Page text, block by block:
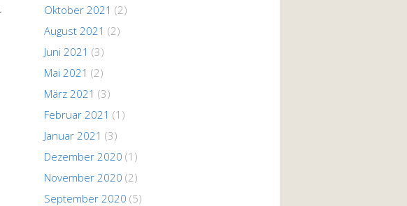
Oktober 2021 (2)
August 2021 (2)
Juni 2021 (3)
Mai 2021 (2)
März 2021 (3)
Februar 2021 (1)
Januar 2021 (3)
Dezember 2020 (1)
November 2020 (2)
September 2020 (5)